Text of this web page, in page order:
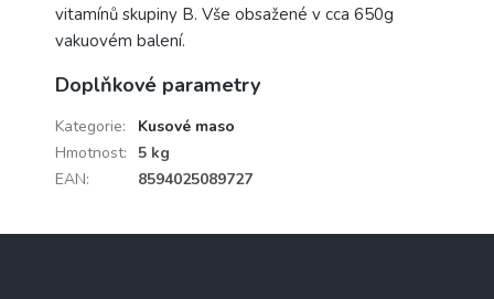
vitamínů skupiny B. Vše obsažené v cca 650g
vakuovém balení.
Doplňkové parametry
Kategorie:
Kusové maso
Hmotnost:
5 kg
EAN: 8594025089727